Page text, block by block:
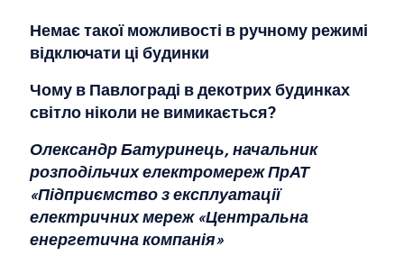
Немає такої можливості в ручному режимі
відключати ці будинки
Чому в Павлограді в декотрих будинках
світло ніколи не вимикається?
Олександр Батуринець, начальник
розподільчих електромереж ПрАТ
«Підприємство з експлуатації
електричних мереж «Центральна
енергетична компанія»